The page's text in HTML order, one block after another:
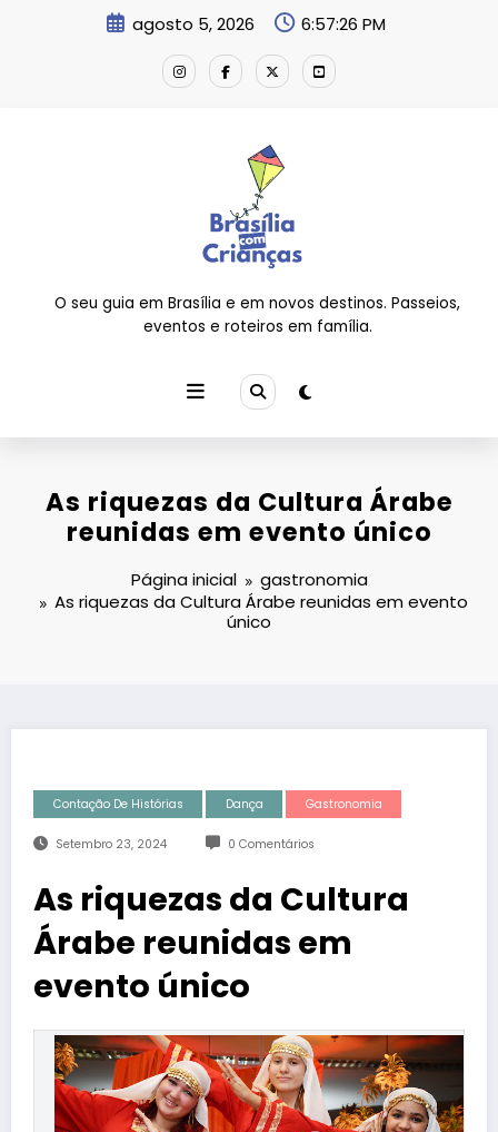
agosto 5, 2026 6:57:26 PM
O seu guia em Brasília e em novos destinos. Passeios,
eventos e roteiros em família.
As riquezas da Cultura Árabe
reunidas em evento único
Página inicial
gastronomia
As riquezas da Cultura Árabe reunidas em evento
único
Contação De Histórias Dança Gastronomia
Setembro 23, 2024 0 Comentários
As riquezas da Cultura
Árabe reunidas em
evento único